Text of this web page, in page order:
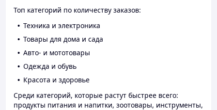
Топ категорий по количеству заказов:
Техника и электроника
Товары для дома и сада
Авто- и мототовары
Одежда и обувь
Красота и здоровье
Среди категорий, которые растут быстрее всего:
продукты питания и напитки, зоотовары, инструменты,